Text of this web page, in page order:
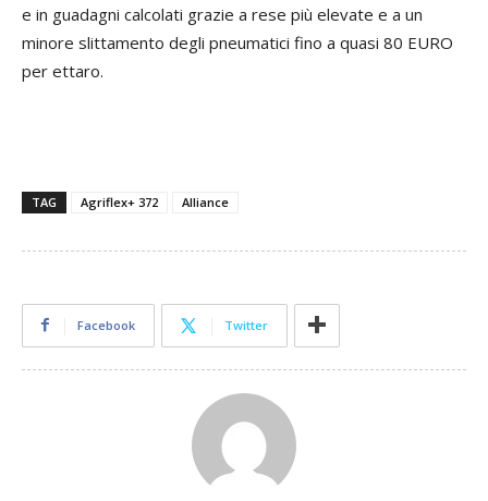
e in guadagni calcolati grazie a rese più elevate e a un
minore slittamento degli pneumatici fino a quasi 80 EURO
per ettaro.
TAG Agriflex+ 372 Alliance
Facebook Twitter